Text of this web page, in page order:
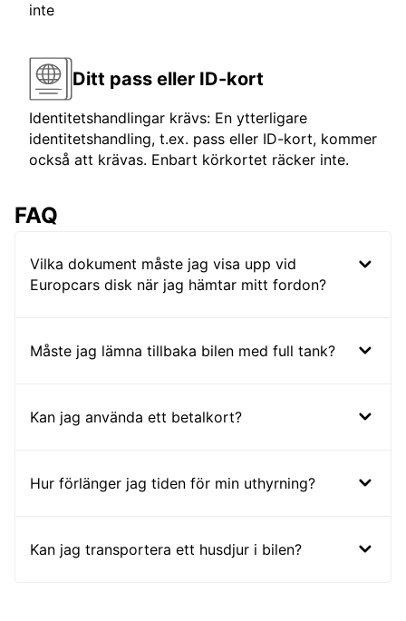
inte
Ditt pass eller ID-kort
Identitetshandlingar krävs: En ytterligare
identitetshandling, t.ex. pass eller ID-kort, kommer
också att krävas. Enbart körkortet räcker inte.
FAQ
Vilka dokument måste jag visa upp vid
Europcars disk när jag hämtar mitt fordon?
Måste jag lämna tillbaka bilen med full tank?
Kan jag använda ett betalkort?
Hur förlänger jag tiden för min uthyrning?
Kan jag transportera ett husdjur i bilen?